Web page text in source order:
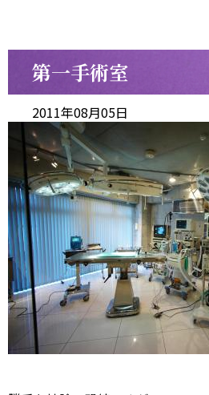
第一手術室
2011年08月05日